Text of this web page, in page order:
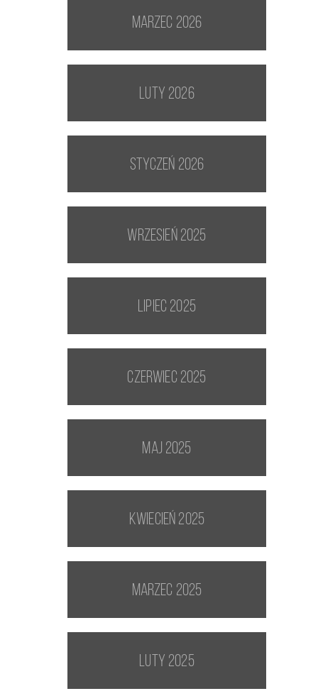
marzec 2026
luty 2026
styczeń 2026
wrzesień 2025
lipiec 2025
czerwiec 2025
maj 2025
kwiecień 2025
marzec 2025
luty 2025